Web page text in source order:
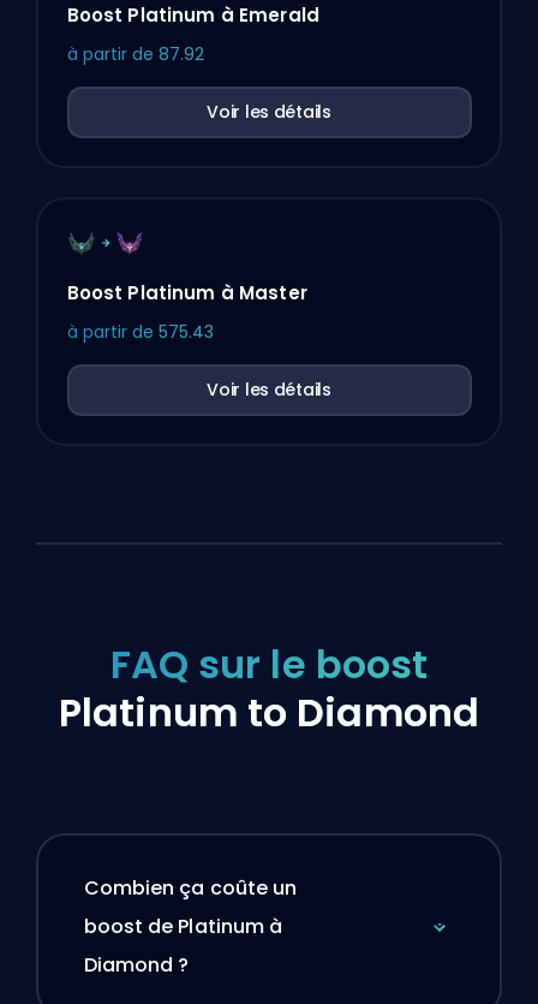
Boost Platinum à Emerald
à partir de 87.92
Voir les détails
Boost Platinum à Master
à partir de 575.43
Voir les détails
FAQ sur le boost
Platinum to Diamond
Combien ça coûte un
boost de Platinum à
Diamond ?